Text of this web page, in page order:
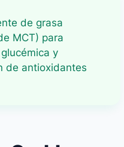
de grasa
MCT) para
y
de antioxidantes